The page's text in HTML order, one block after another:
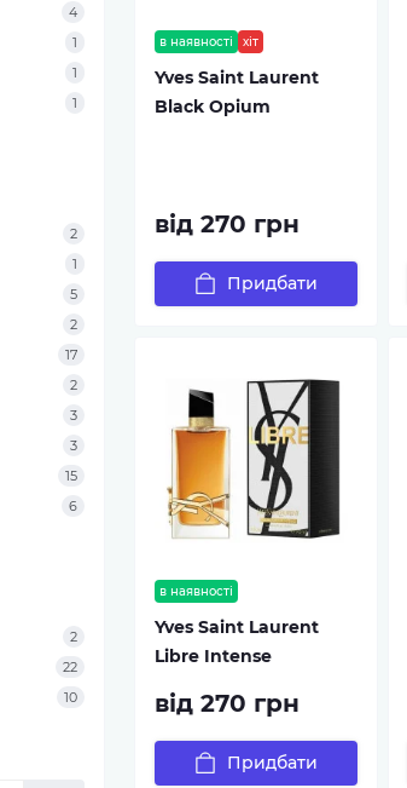
4
1
1
1
2
1
5
2
17
2
3
3
15
6
2
22
10
в наявності хіт
Yves Saint Laurent
Black Opium
від 270 грн
Придбати
в наявності
Yves Saint Laurent
Libre Intense
від 270 грн
Придбати